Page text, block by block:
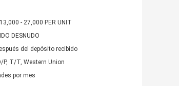
- 27,000 PER UNIT
DESNUDO
del depósito recibido
P, T/T, Western Union
por mes